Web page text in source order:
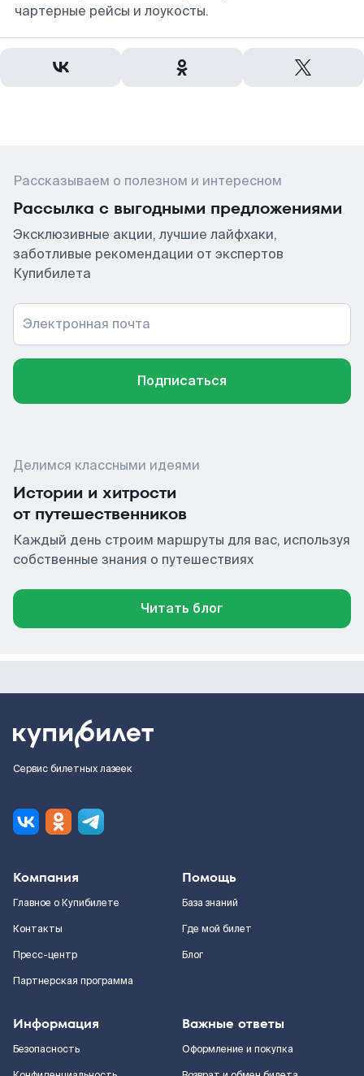
чартерные рейсы и лоукосты.
Рассказываем о полезном и интересном
Рассылка с выгодными предложениями
Эксклюзивные акции, лучшие лайфхаки,
заботливые рекомендации от экспертов
Купибилета
Электронная почта
Подписаться
Делимся классными идеями
Истории и хитрости
от путешественников
Каждый день строим маршруты для вас, используя
собственные знания о путешествиях
Читать блог
Сервис билетных лазеек
Компания
Главное о Купибилете
Контакты
Пресс-центр
Партнерская программа
Помощь
База знаний
Где мой билет
Блог
Информация
Безопасность
Важные ответы
Оформление и покупка